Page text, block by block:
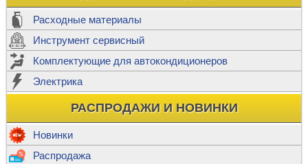
Расходные материалы
Инструмент сервисный
Комплектующие для автокондиционеров
Электрика
РАСПРОДАЖИ И НОВИНКИ
Новинки
Распродажа